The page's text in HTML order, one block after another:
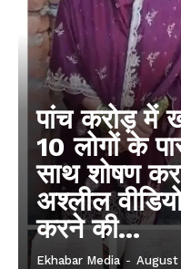
पांच करोड़ में
10 लोगों के
साथ शोषण
अश्लील
करने की...
Ekhabar Media - August